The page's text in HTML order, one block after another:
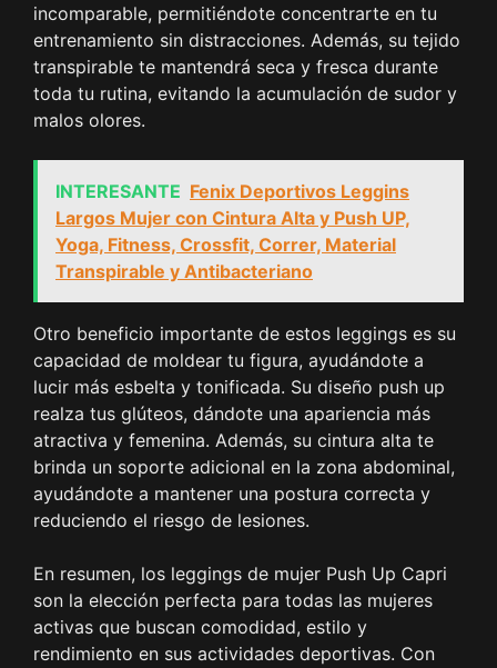
incomparable, permitiéndote concentrarte en tu
entrenamiento sin distracciones. Además, su tejido
transpirable te mantendrá seca y fresca durante
toda tu rutina, evitando la acumulación de sudor y
malos olores.
INTERESANTE Fenix Deportivos Leggins
Largos Mujer con Cintura Alta y Push UP,
Yoga, Fitness, Crossfit, Correr, Material
Transpirable y Antibacteriano
Otro beneficio importante de estos leggings es su
capacidad de moldear tu figura, ayudándote a
lucir más esbelta y tonificada. Su diseño push up
realza tus glúteos, dándote una apariencia más
atractiva y femenina. Además, su cintura alta te
brinda un soporte adicional en la zona abdominal,
ayudándote a mantener una postura correcta y
reduciendo el riesgo de lesiones.
En resumen, los leggings de mujer Push Up Capri
son la elección perfecta para todas las mujeres
activas que buscan comodidad, estilo y
rendimiento en sus actividades deportivas. Con